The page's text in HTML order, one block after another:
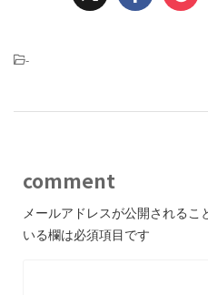
-
comment
メールアドレスが公開されるこ
いる欄は必須項目です